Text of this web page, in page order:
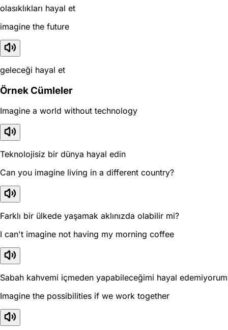
olasıklıkları hayal et
imagine the future
geleceği hayal et
Örnek Cümleler
Imagine a world without technology
Teknolojisiz bir dünya hayal edin
Can you imagine living in a different country?
Farklı bir ülkede yaşamak aklınızda olabilir mi?
I can't imagine not having my morning coffee
Sabah kahvemi içmeden yapabileceğimi hayal edemiyorum
Imagine the possibilities if we work together